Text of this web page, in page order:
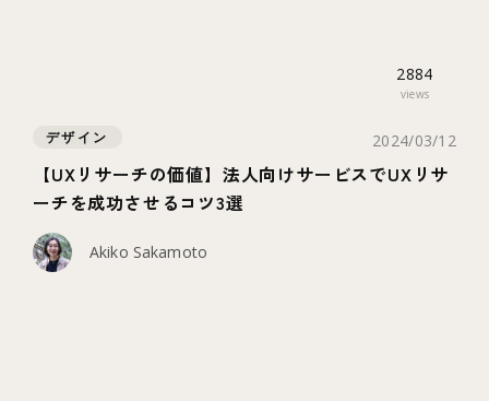
2884
views
デザイン 2024/03/12
【UXリサーチの価値】法人向けサービスでUXリサ
ーチを成功させるコツ3選
Akiko Sakamoto